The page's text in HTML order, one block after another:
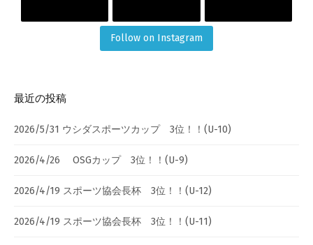
Follow on Instagram
最近の投稿
2026/5/31 ウシダスポーツカップ 3位！！(U-10)
2026/4/26 OSGカップ 3位！！(U-9)
2026/4/19 スポーツ協会長杯 3位！！(U-12)
2026/4/19 スポーツ協会長杯 3位！！(U-11)